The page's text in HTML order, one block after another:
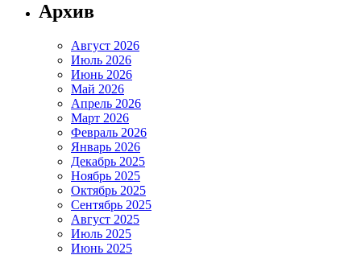
Архив
Август 2026
Июль 2026
Июнь 2026
Май 2026
Апрель 2026
Март 2026
Февраль 2026
Январь 2026
Декабрь 2025
Ноябрь 2025
Октябрь 2025
Сентябрь 2025
Август 2025
Июль 2025
Июнь 2025